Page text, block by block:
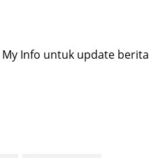
Info untuk update berita